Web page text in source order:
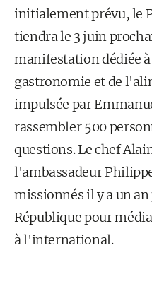
initialement prévu, le
tiendra le 3 juin
manifestation dédiée
gastronomie et de
impulsée par
rassembler 500
questions. Le chef
l'ambassadeur
missionnés il y a un
République pour
à l'international.